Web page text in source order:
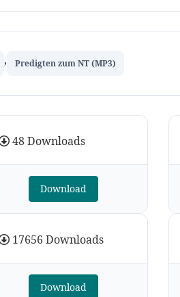
, Predigten zum NT (MP3)
48 Downloads
Download
17656 Downloads
Download